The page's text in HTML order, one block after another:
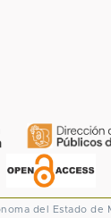
del Estado de